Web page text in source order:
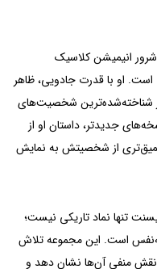
او با قدرت جادویی، ظاهر
شناخته‌شده‌ترین شخصیت‌های
جدیدتر، داستان او از
از شخصیتش به نمایش
تنها نماد تاریکی نیست؛
است. این مجموعه تلاش
نقش منفی آن‌ها نشان دهد و